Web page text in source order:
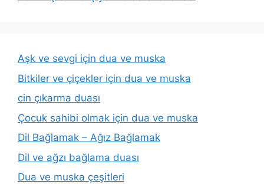
Aşk ve sevgi için dua ve muska
Bitkiler ve çiçekler için dua ve muska
cin çıkarma duası
Çocuk sahibi olmak için dua ve muska
Dil Bağlamak – Ağız Bağlamak
Dil ve ağzı bağlama duası
Dua ve muska çeşitleri